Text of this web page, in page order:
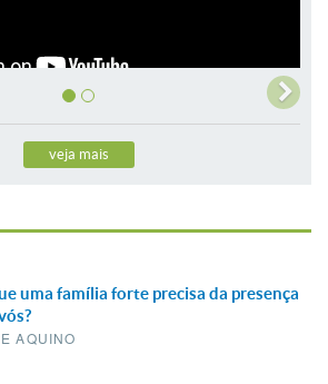
veja mais
uma família forte precisa da presença
AQUINO